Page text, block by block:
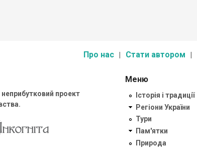
Про нас Стати автором
неприбутковий проект
Меню
Історія і традиції
Регіони України
Тури
Пам'ятки
Природа